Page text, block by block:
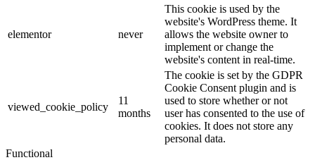
elementor never
This cookie is used by the
website's WordPress theme. It
allows the website owner to
implement or change the
website's content in real-time.
viewed_cookie_policy
11
months
The cookie is set by the GDPR
Cookie Consent plugin and is
used to store whether or not
user has consented to the use of
cookies. It does not store any
personal data.
Functional